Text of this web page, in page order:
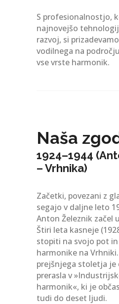
S profesionalnostjo,
najnovejšo
razvoj, si
vodilnega na
vse vrste harmonik.
Naša
1924–1944
– Vrhnika)
Začetki, povezani z
segajo v daljne leto
Anton Železnik začel
Štiri leta kasneje
stopiti na svojo pot
harmonike na
prejšnjega stoletja je
prerasla v
harmonik«, ki je
tudi do deset ljudi.